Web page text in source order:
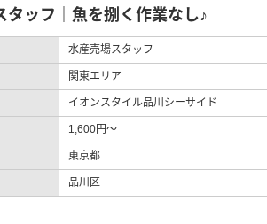
タッフ｜魚を捌く作業なし♪
水産売場スタッフ
関東エリア
イオンスタイル品川シーサイド
1,600円～
東京都
品川区